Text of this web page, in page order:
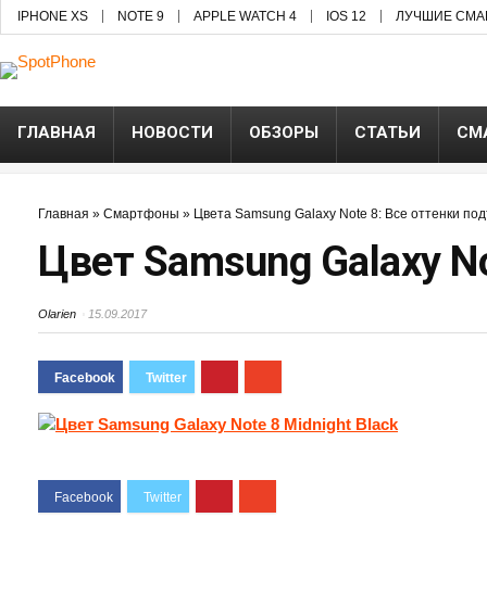
IPHONE XS NOTE 9 APPLE WATCH 4 IOS 12 ЛУЧШИЕ
ГЛАВНАЯ НОВОСТИ ОБЗОРЫ СТАТЬИ
Главная » Смартфоны » Цвета Samsung Galaxy Note 8: Все оттенки
Цвет Samsung Galaxy
Olarien 15.09.2017